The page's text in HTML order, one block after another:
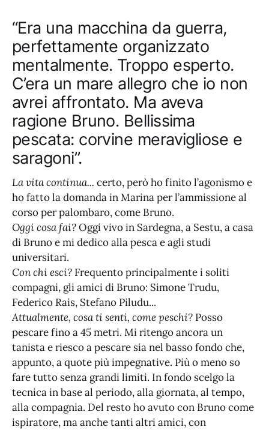
“Era una macchina da guerra,
perfettamente organizzato
mentalmente. Troppo esperto.
C’era un mare allegro che io non
avrei affrontato. Ma aveva
ragione Bruno. Bellissima
pescata: corvine meravigliose e
saragoni”.
La vita continua... certo, però ho finito l’agonismo e
ho fatto la domanda in Marina per l’ammissione al
corso per palombaro, come Bruno.
Oggi cosa fai?Oggi vivo in Sardegna, a Sestu, a casa
di Bruno e mi dedico alla pesca e agli studi
universitari.
Con chi esci? Frequento principalmente i soliti
compagni, gli amici di Bruno: Simone Trudu,
Federico Rais, Stefano Piludu...
Attualmente, cosa ti senti, come peschi? Posso
pescare fino a 45 metri. Mi ritengo ancora un
tanista e riesco a pescare sia nel basso fondo che,
appunto, a quote più impegnative. Più o meno so
fare tutto senza grandi limiti. In fondo scelgo la
tecnica in base al periodo, alla giornata, al tempo,
alla compagnia. Del resto ho avuto con Bruno come
ispiratore, ma anche tanti altri amici, con